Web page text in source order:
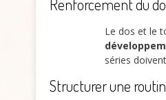
Renforcement du
Le dos et le
séries
Structurer une